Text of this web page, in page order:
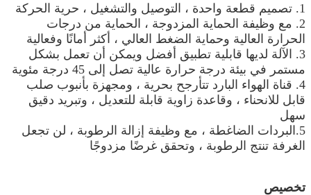
1. تصميم قطعة واحدة ، التوصيل والتشغيل ، حرية الحركة
2. مع وظيفة الحماية المزدوجة ، الحماية من درجات
الحرارة العالية وحماية الضغط العالي ، أكثر أمانًا وفعالية
3. الآلة لديها قابلية تطبيق أفضل ويمكن أن تعمل بشكل
مستمر في بيئة درجة حرارة عالية تصل إلى 45 درجة مئوية
4. قناة الهواء البارد تتأرجح بحرية ، ومجهزة بأنبوب صلب
قابل للانحناء ، وقاعدة زاوية قابلة للتعديل ، وتبريد دقيق
سهل
5.البردات الضاغطة ، مع وظيفة إزالة الرطوبة ، لن تجعل
الغرفة تنتج الرطوبة ، وتحقق غرضًا مزدوجًا
تخصيص